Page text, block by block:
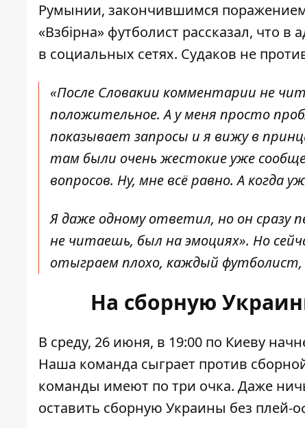
Румынии, закончившимся
«Взбірна» футболист рассказал, что
в социальных сетях. Судаков не
«После Словакии комментарии не
положительное. А у меня просто
показывает запросы и я вижу в
там были очень жестокие уже
вопросов. Ну, мне всё равно. А
Я даже одному ответил, но он сразу
не читаешь, был на эмоциях». Но
отыграем плохо, каждый футболист,
На сборную
В среду, 26 июня, в 19:00 по Киеву
Наша команда сыграет против
команды имеют по три очка. Даже
оставить сборную Украины без плей-